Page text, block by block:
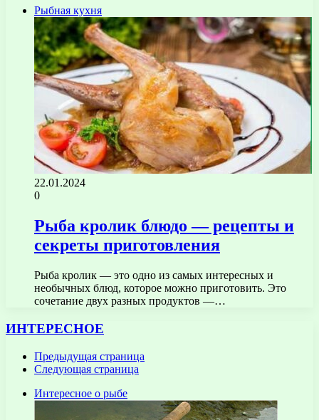
Рыбная кухня
22.01.2024
0
Рыба кролик блюдо — рецепты и
секреты приготовления
Рыба кролик — это одно из самых интересных и
необычных блюд, которое можно приготовить. Это
сочетание двух разных продуктов —…
ИНТЕРЕСНОЕ
Предыдущая страница
Следующая страница
Интересное о рыбе